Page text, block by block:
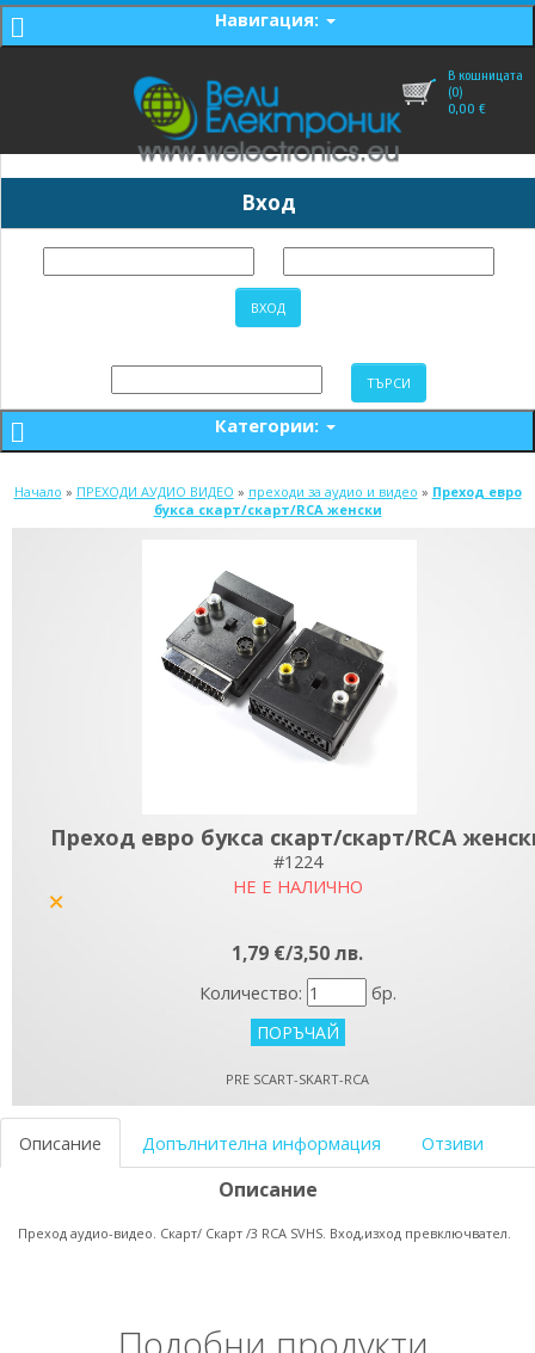
Навигация:
В кошницата
(0)
0,00 €
Вход
Категории:
Начало » ПРЕХОДИ АУДИО ВИДЕО » преходи за аудио и видео » Преход евро
букса скарт/скарт/RCA женски
Преход евро букса скарт/скарт/RCA
#1224
НЕ Е НАЛИЧНО
1,79 €/3,50 лв.
Количество: бр.
PRE SCART-SKART-RCA
Описание Допълнителна информация Отзиви
Описание
Преход аудио-видео. Скарт/ Скарт /3 RCA SVHS. Вход,изход превключвател.